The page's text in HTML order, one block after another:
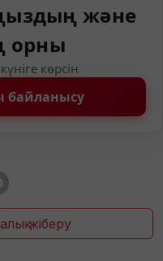
және
орны
көрсін
байланысу
жіберу